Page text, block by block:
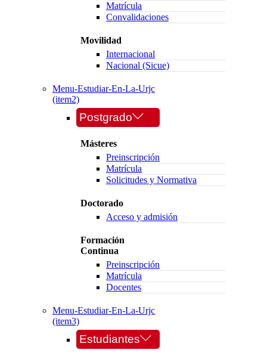
Matrícula
Convalidaciones
Movilidad
Internacional
Nacional (Sicue)
Menu-Estudiar-En-La-Urjc
(item2)
Postgrado
Másteres
Preinscripción
Matrícula
Solicitudes y Normativa
Doctorado
Acceso y admisión
Formación
Continua
Preinscripción
Matrícula
Docentes
Menu-Estudiar-En-La-Urjc
(item3)
Estudiantes